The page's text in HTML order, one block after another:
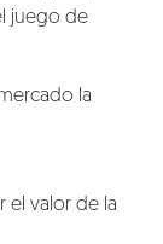
juego de
la
el valor de la